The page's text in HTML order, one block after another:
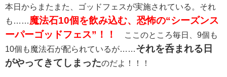
本日からまたまた、ゴッドフェスが実施されている。それ
も……
魔法石10個を飲み込む、恐怖の“シーズンス
ーパーゴッドフェス”！！
ここのところ毎日、9個も
10個も魔法石が配られているが…… それを呑まれる日
がやってきてしまったのだよ！！！